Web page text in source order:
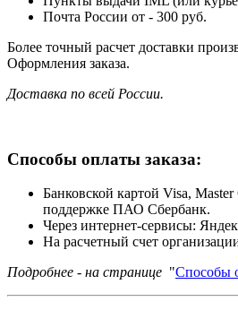
Почта России от - 300 руб.
Более точный расчет доставки
Оформления заказа.
Доставка по всей России.
Способы оплаты заказа:
Банковской картой Visa,
поддержке ПАО Сбербанк.
Через интернет-сервисы:
На расчетный счет
Подробнее - на странице "Способы